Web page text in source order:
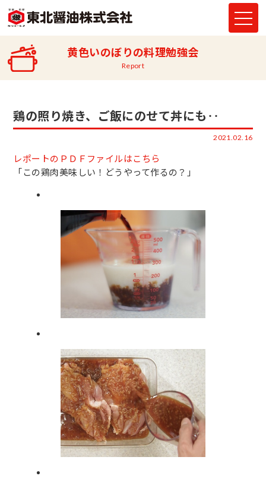
黄色いのぼりの料理勉強会
Report
鶏の照り焼き、ご飯にのせて丼にも‥
2021.02.16
レポートのＰＤＦファイルはこちら
「この鶏肉美味しい！どうやって作るの？」